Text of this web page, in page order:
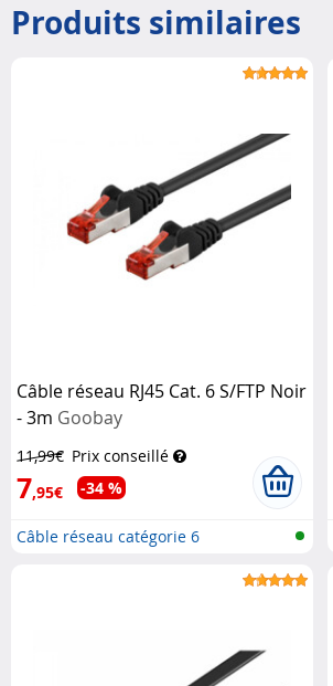
Produits similaires
Câble réseau RJ45 Cat. 6 S/FTP Noir
- 3m Goobay
11,99€ Prix conseillé
7,95€ -34 %
Câble réseau catégorie 6